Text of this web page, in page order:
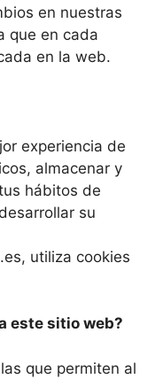
en nuestras
que en cada
en la web.
experiencia de
almacenar y
hábitos de
su
utiliza cookies
este sitio web?
que permiten al